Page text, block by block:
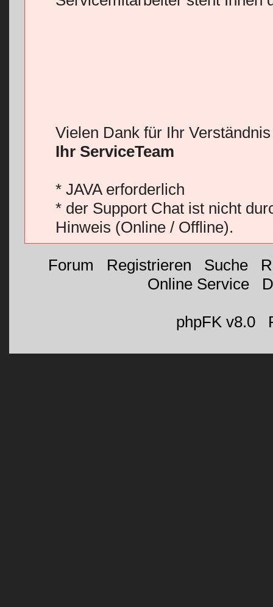
Vielen Dank für Ihr
Ihr ServiceTeam
* JAVA erforderlich
* der Support Chat ist nicht
Hinweis (Online / Offline).
Forum Registrieren Suche|
Online Service|
phpFK v8.0